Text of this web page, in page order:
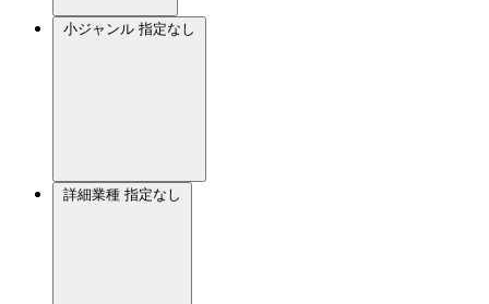
小ジャンル 指定なし
詳細業種 指定なし